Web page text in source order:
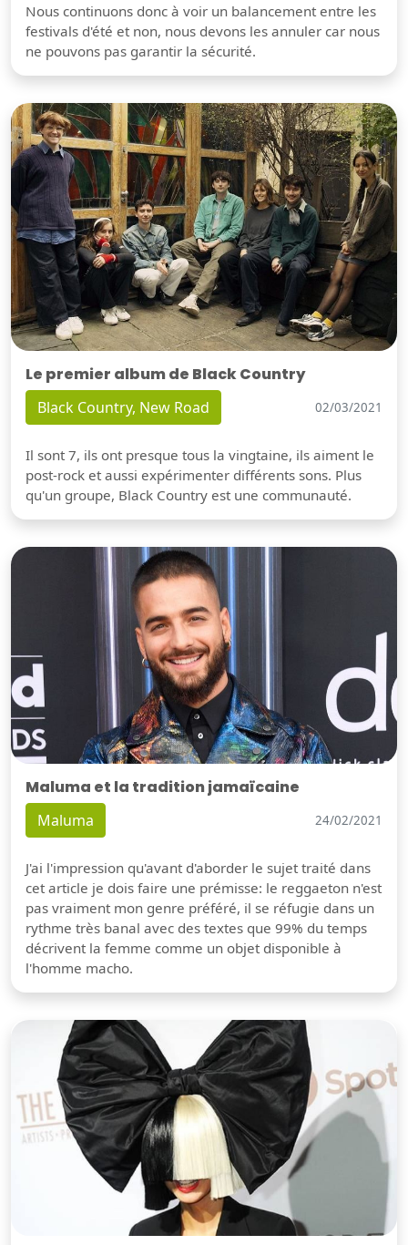
Nous continuons donc à voir un balancement entre les
festivals d'été et non, nous devons les annuler car nous
ne pouvons pas garantir la sécurité.
Le premier album de Black Country
Black Country, New Road 02/03/2021
Il sont 7, ils ont presque tous la vingtaine, ils aiment le
post-rock et aussi expérimenter différents sons. Plus
qu'un groupe, Black Country est une communauté.
Maluma et la tradition jamaïcaine
Maluma 24/02/2021
J'ai l'impression qu'avant d'aborder le sujet traité dans
cet article je dois faire une prémisse: le reggaeton n'est
pas vraiment mon genre préféré, il se réfugie dans un
rythme très banal avec des textes que 99% du temps
décrivent la femme comme un objet disponible à
l'homme macho.